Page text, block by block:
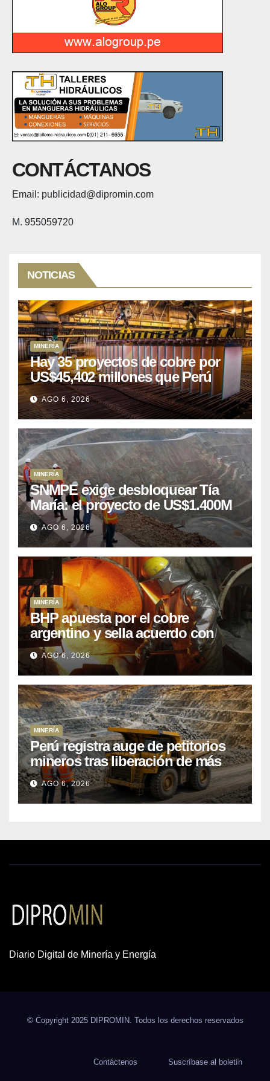
CONTÁCTANOS
Email: publicidad@dipromin.com
M. 955059720
NOTICIAS
MINERÍA
Hay 35 proyectos de cobre por
US$45,402 millones que Perú
puede aprovechar
AGO 6, 2026
MINERÍA
SNMPE exige desbloquear Tía
María: el proyecto de US$1.400M
que Perú lleva 15 años
posponiendo
AGO 6, 2026
MINERÍA
BHP apuesta por el cobre
argentino y sella acuerdo con
Kobrea para siete proyecto
AGO 6, 2026
MINERÍA
Perú registra auge de petitorios
mineros tras liberación de más
de mil concesiones para explorar
cobre y oro
AGO 6, 2026
Diario Digital de Minería y Energía
© Copyright 2025 DIPROMIN. Todos los derechos reservados
Contáctenos Suscríbase al boletín